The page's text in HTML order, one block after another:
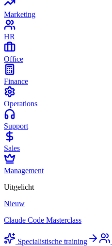
Marketing
HR
Office
Finance
Operations
Support
Sales
Management
Uitgelicht
Nieuw
Claude Code Masterclass
Specialistische training